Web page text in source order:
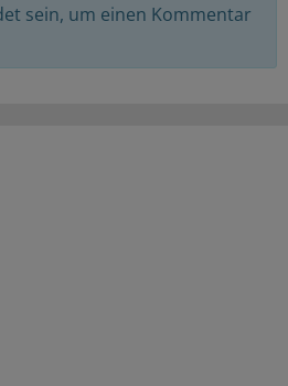
sein, um einen Kommentar